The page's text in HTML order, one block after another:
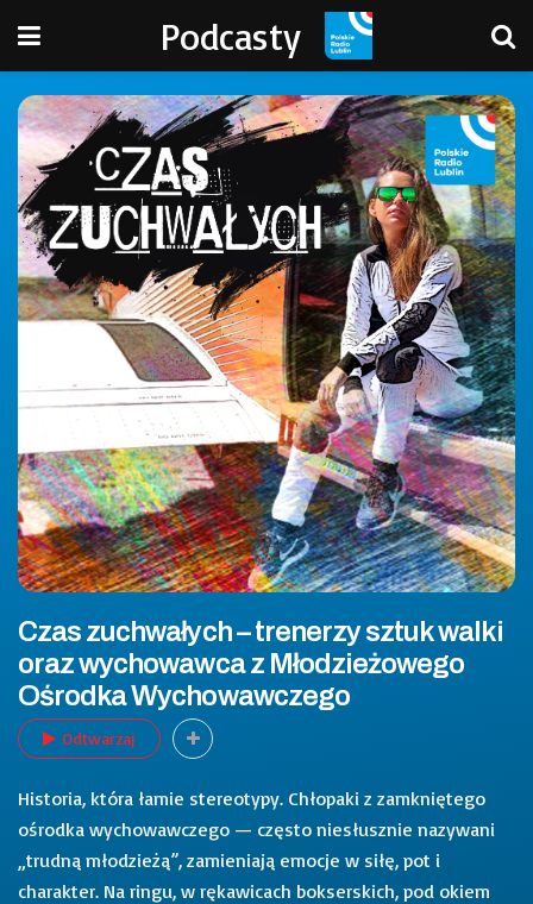
Podcasty
Czas zuchwałych – trenerzy sztuk walki
oraz wychowawca z Młodzieżowego
Ośrodka Wychowawczego
Odtwarzaj
Historia, która łamie stereotypy. Chłopaki z zamkniętego
ośrodka wychowawczego — często niesłusznie nazywani
„trudną młodzieżą”, zamieniają emocje w siłę, pot i
charakter. Na ringu, w rękawicach bokserskich, pod okiem